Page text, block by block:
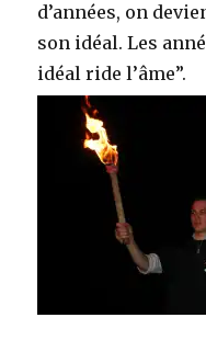
d’années, on
son idéal. Les
idéal ride l’âme”.